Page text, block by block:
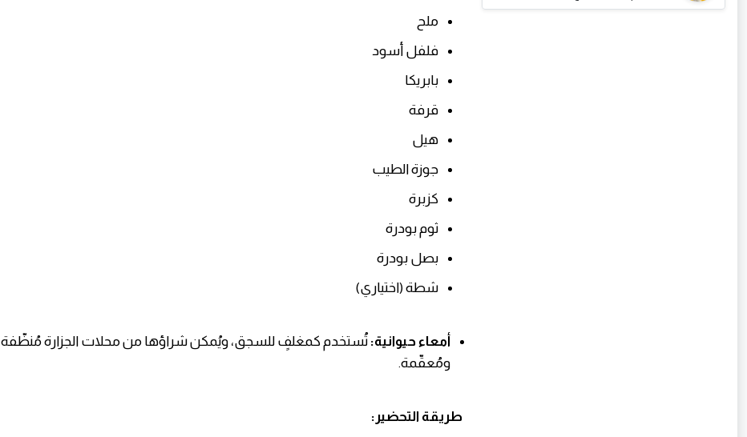
ملح
فلفل أسود
بابريكا
قرفة
هيل
جوزة الطيب
كزبرة
ثوم بودرة
بصل بودرة
شطة (اختياري)
أمعاء حيوانية: تُستخدم كمغلفٍ للسجق، ويُمكن شراؤها من محلات الجزارة مُنظّفة
ومُعقّمة.
طريقة التحضير: